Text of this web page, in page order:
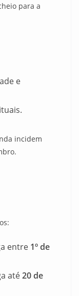
para a
e
incidem
entre 1º de
até20 de